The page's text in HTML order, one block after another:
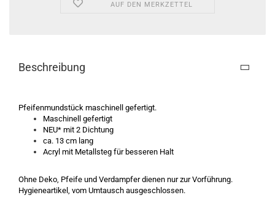
AUF DEN MERKZETTEL
Beschreibung
Pfeifenmundstück maschinell gefertigt.
Maschinell gefertigt
NEU* mit 2 Dichtung
ca. 13 cm lang
Acryl mit Metallsteg für besseren Halt
Ohne Deko, Pfeife und Verdampfer dienen nur zur Vorführung.
Hygieneartikel, vom Umtausch ausgeschlossen.